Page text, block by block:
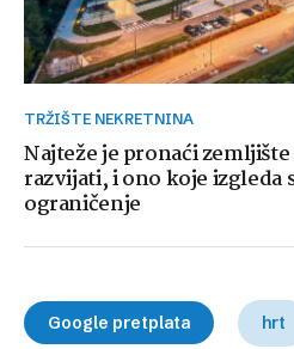
TRŽIŠTE NEKRETNINA
Najteže je pronaći
razvijati, i ono koje izgleda
ograničenje
Google pretplata hrt